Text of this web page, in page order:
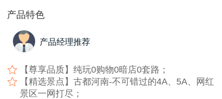
产品特色
产品经理推荐
【尊享品质】纯玩0购物0暗店0套路；
【精选景点】古都河南-不可错过的4A、5A、网红
景区一网打尽；